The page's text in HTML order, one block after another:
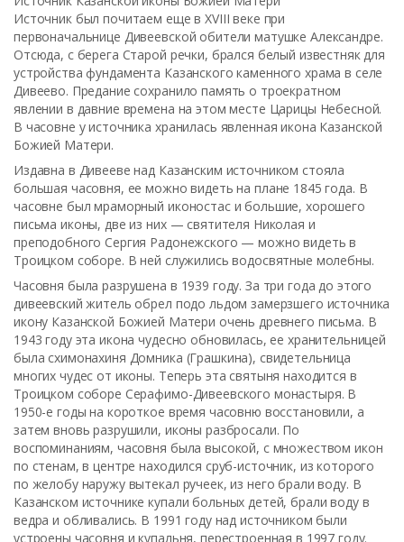
Источник был почитаем еще в XVIII веке при
первоначальнице Дивеевской обители матушке Александре.
Отсюда, с берега Старой речки, брался белый известняк для
устройства фундамента Казанского каменного храма в селе
Дивеево. Предание сохранило память о троекратном
явлении в давние времена на этом месте Царицы Небесной.
В часовне у источника хранилась явленная икона Казанской
Божией Матери.
Издавна в Дивееве над Казанским источником стояла
большая часовня, ее можно видеть на плане 1845 года. В
часовне был мраморный иконостас и большие, хорошего
письма иконы, две из них — святителя Николая и
преподобного Сергия Радонежского — можно видеть в
Троицком соборе. В ней служились водосвятные молебны.
Часовня была разрушена в 1939 году. За три года до этого
дивеевский житель обрел подо льдом замерзшего источника
икону Казанской Божией Матери очень древнего письма. В
1943 году эта икона чудесно обновилась, ее хранительницей
была схимонахиня Домника (Грашкина), свидетельница
многих чудес от иконы. Теперь эта святыня находится в
Троицком соборе Серафимо-Дивеевского монастыря. В
1950-е годы на короткое время часовню восстановили, а
затем вновь разрушили, иконы разбросали. По
воспоминаниям, часовня была высокой, с множеством икон
по стенам, в центре находился сруб-источник, из которого
по желобу наружу вытекал ручеек, из него брали воду. В
Казанском источнике купали больных детей, брали воду в
ведра и обливались. В 1991 году над источником были
устроены часовня и купальня, перестроенная в 1997 году.